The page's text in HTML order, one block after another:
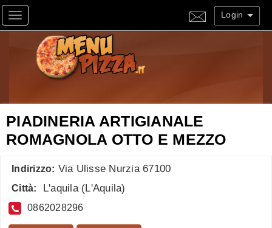
Toggle navigation Login
PIADINERIA ARTIGIANALE
ROMAGNOLA OTTO E MEZZO
Indirizzo: Via Ulisse Nurzia 67100
Città: L'aquila (L'Aquila)
0862028296